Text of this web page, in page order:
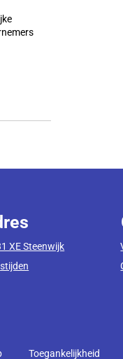
XE Steenwijk
Toegankelijkheid